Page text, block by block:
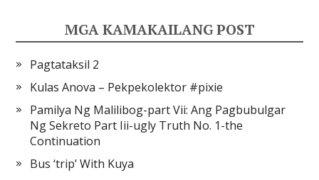
MGA KAMAKAILANG POST
Pagtataksil 2
Kulas Anova – Pekpekolektor #pixie
Pamilya Ng Malilibog-part Vii: Ang Pagbubulgar
Ng Sekreto Part Iii-ugly Truth No. 1-the
Continuation
Bus ‘trip’ With Kuya